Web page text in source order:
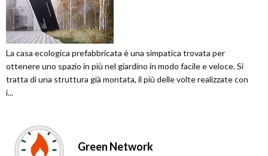
La casa ecologica prefabbricata è una simpatica trovata per
ottenere uno spazio in più nel giardino in modo facile e veloce. Si
tratta di una struttura già montata, il più delle volte realizzate con
i...
Green Network